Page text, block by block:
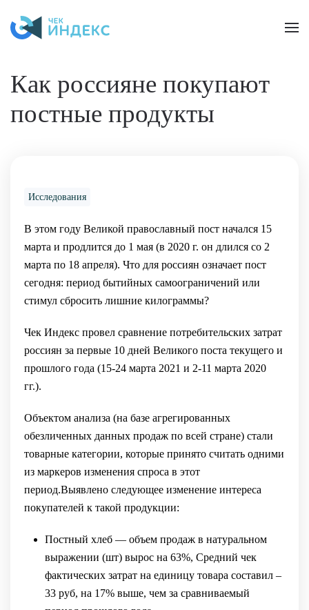
Skip to main content
Как россияне покупают
постные продукты
Исследования
В этом году Великой православный пост начался 15
марта и продлится до 1 мая (в 2020 г. он длился со 2
марта по 18 апреля). Что для россиян означает пост
сегодня: период бытийных самоограничений или
стимул сбросить лишние килограммы?
Чек Индекс провел сравнение потребительских затрат
россиян за первые 10 дней Великого поста текущего и
прошлого года (15-24 марта 2021 и 2-11 марта 2020
гг.).
Объектом анализа (на базе агрегированных
обезличенных данных продаж по всей стране) стали
товарные категории, которые принято считать одними
из маркеров изменения спроса в этот
период.Выявлено следующее изменение интереса
покупателей к такой продукции:
Постный хлеб — объем продаж в натуральном
выражении (шт) вырос на 63%, Средний чек
фактических затрат на единицу товара составил –
33 руб, на 17% выше, чем за сравниваемый